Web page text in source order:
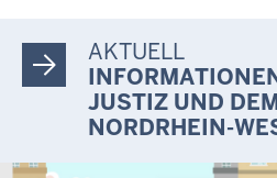
AKTUELL
JUSTIZ UND
NORDRHEIN-